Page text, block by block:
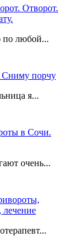
Отворот.
по любой...
порчу
я...
в Сочи.
очень...
лечение